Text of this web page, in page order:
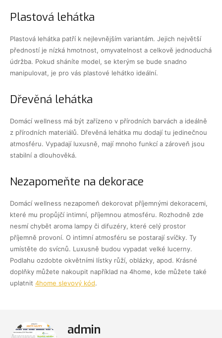
Plastová lehátka
Plastová lehátka patří k nejlevnějším variantám. Jejich největší
předností je nízká hmotnost, omyvatelnost a celkově jednoduchá
údržba. Pokud sháníte model, se kterým se bude snadno
manipulovat, je pro vás plastové lehátko ideální.
Dřevěná lehátka
Domácí wellness má být zařízeno v přírodních barvách a ideálně
z přírodních materiálů. Dřevěná lehátka mu dodají tu jedinečnou
atmosféru. Vypadají luxusně, mají mnoho funkcí a zároveň jsou
stabilní a dlouhověká.
Nezapomeňte na dekorace
Domácí wellness nezapomeň dekorovat příjemnými dekoracemi,
které mu propůjčí intimní, příjemnou atmosféru. Rozhodně zde
nesmí chybět aroma lampy či difuzéry, které celý prostor
příjemně provoní. O intimní atmosféru se postarají svíčky. Ty
umístěte do svícnů. Luxusně budou vypadat velké lucerny.
Podlahu ozdobte okvětními lístky růží, oblázky, apod. Krásné
doplňky můžete nakoupit například na 4home, kde můžete také
uplatnit 4home slevový kód.
admin